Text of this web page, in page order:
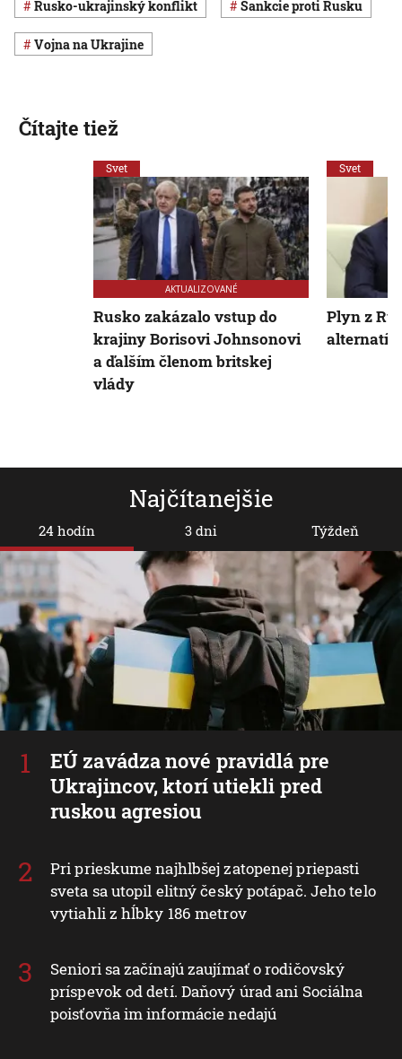
rusko-ukrajinský konflikt sankcie proti Rusku
vojna na Ukrajine
Najčítanejšie
24 hodín
EÚ zavádza nové pravidlá pre
Ukrajincov, ktorí utiekli pred
ruskou agresiou
Pri prieskume najhlbšej zatopenej priepasti
sveta sa utopil elitný český potápač. Jeho telo
vytiahli z hĺbky 186 metrov
Seniori sa začínajú zaujímať o rodičovský
príspevok od detí. Daňový úrad ani Sociálna
poisťovňa im informácie nedajú
3 dni Týždeň
Čítajte tiež
Svet
AKTUALIZOVANÉ
Rusko zakázalo vstup do
krajiny Borisovi Johnsonovi
a ďalším členom britskej
vlády
Svet
Plyn z